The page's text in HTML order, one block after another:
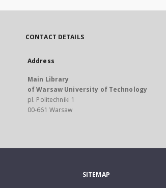
CONTACT DETAILS
Address
Main Library
of Warsaw University of Technology
pl. Politechniki 1
00-661 Warsaw
SITEMAP